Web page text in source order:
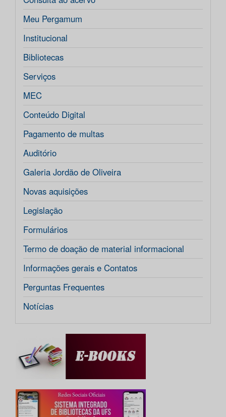
Meu Pergamum
Institucional
Bibliotecas
Serviços
MEC
Conteúdo Digital
Pagamento de multas
Auditório
Galeria Jordão de Oliveira
Novas aquisições
Legislação
Formulários
Termo de doação de material informacional
Informações gerais e Contatos
Perguntas Frequentes
Notícias